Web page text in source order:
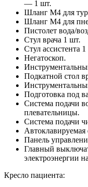
— 1 шт.
Шланг М4 для
Шланг М4 для
Пистолет вода/
Стул врача 1 шт.
Стул ассистента
Негатоскоп.
Подкатной стол
Подготовка под
Система подачи
плевательницы.
Система подачи
Автоклавируемая
Панель
Главный
электроэнергии
Кресло пациента: